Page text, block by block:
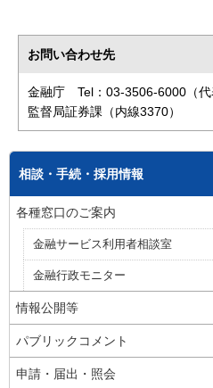
お問い合わせ先
金融庁 Tel：03-3506-6000（代
監督局証券課（内線3370）
相談・手続・採用情報
各種窓口のご案内
金融サービス利用者相談室
金融行政モニター
情報公開等
パブリックコメント
申請・届出・照会